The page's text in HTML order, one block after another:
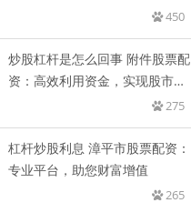
450
炒股杠杆是怎么回事 附件股票配
资：高效利用资金，实现股市投
275
杠杆炒股利息 漳平市股票配资：
专业平台，助您财富增值
265